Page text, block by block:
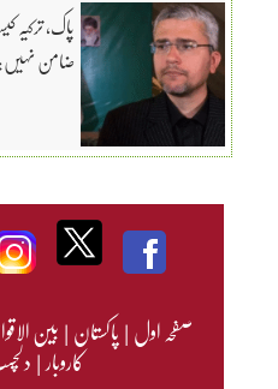
پاک، ترکیہ
ضامن نہیں:
صفحہ اول|پاکستان|بین
کاروبار|